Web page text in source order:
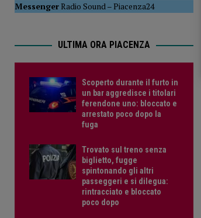
MessengerRadio Sound–Piacenza24
ULTIMA ORA PIACENZA
Scoperto durante il furto in
un bar aggredisce i titolari
ferendone uno: bloccato e
arrestato poco dopo la
fuga
Trovato sul treno senza
biglietto, fugge
spintonando gli altri
passeggeri e si dilegua:
rintracciato e bloccato
poco dopo